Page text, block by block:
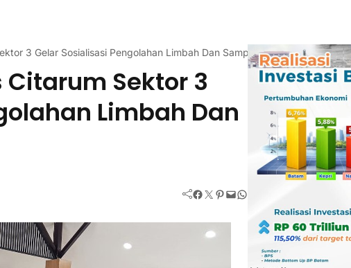
3 Gelar Sosialisasi Pengolahan Limbah Dan Sampah
Citarum Sektor 3
Limbah Dan
Facebook Twitter Pinterest Mail WhatsApp